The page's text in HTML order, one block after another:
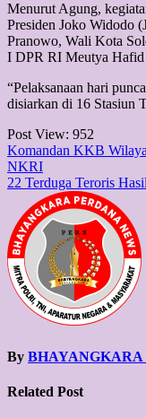
Menurut Agung,
Presiden Joko Widodo
Pranowo, Wali Kota
I DPR RI Meutya Hafid
“Pelaksanaan hari
disiarkan di 16 Stasiun
Post View: 952
Post
navigation
Komandan KKB
NKRI
22 Terduga Teroris
By BHAYANGKARA
Related Post